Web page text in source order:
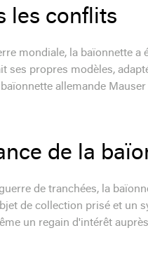
les conflits
mondiale, la baïonnette
ses propres modèles,
allemande
de la
de tranchées, la
de collection prisé et un
un regain d'intérêt